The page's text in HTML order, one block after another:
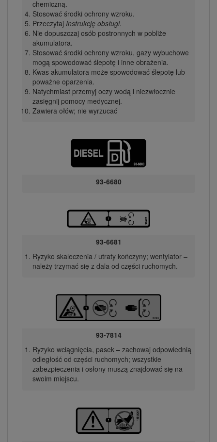
chemiczną.
Stosować środki ochrony wzroku.
Przeczytaj Instrukcję obsługi.
Nie dopuszczaj osób postronnych w pobliże
akumulatora.
Stosować środki ochrony wzroku, gazy wybuchowe
mogą spowodować ślepotę i inne obrażenia.
Kwas akumulatora może spowodować ślepotę lub
poważne oparzenia.
Natychmiast przemyj oczy wodą i niezwłocznie
zasięgnij pomocy medycznej.
Zawiera ołów; nie wyrzucać
93-6680
93-6681
Ryzyko skaleczenia / utraty kończyny; wentylator –
należy trzymać się z dala od części ruchomych.
93-7814
Ryzyko wciągnięcia, pasek – zachowaj odpowiednią
odległość od części ruchomych; wszystkie
zabezpieczenia i osłony muszą znajdować się na
swoim miejscu.